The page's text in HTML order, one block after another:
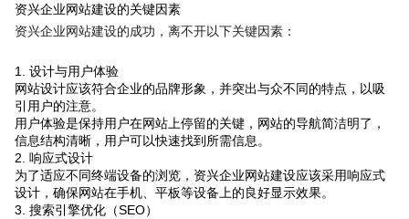
资兴企业网站建设的关键因素
资兴企业网站建设的成功，离不开以下关键因素：
1. 设计与用户体验
网站设计应该符合企业的品牌形象，并突出与众不同的特点，以吸
引用户的注意。
用户体验是保持用户在网站上停留的关键，网站的导航简洁明了，
信息结构清晰，用户可以快速找到所需信息。
2. 响应式设计
为了适应不同终端设备的浏览，资兴企业网站建设应该采用响应式
设计，确保网站在手机、平板等设备上的良好显示效果。
3. 搜索引擎优化（SEO）